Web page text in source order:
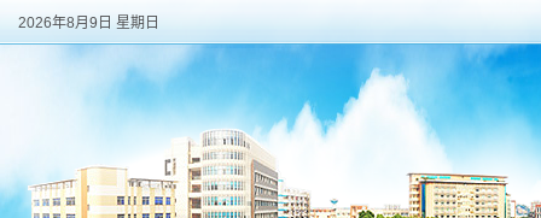
2026年8月9日 星期日